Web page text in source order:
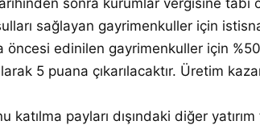
sonra kurumlar vergisine tabi
sağlayan gayrimenkuller için
öncesi edinilen gayrimenkuller için
5 puana çıkarılacaktır. Üretim
katılma payları dışındaki diğer